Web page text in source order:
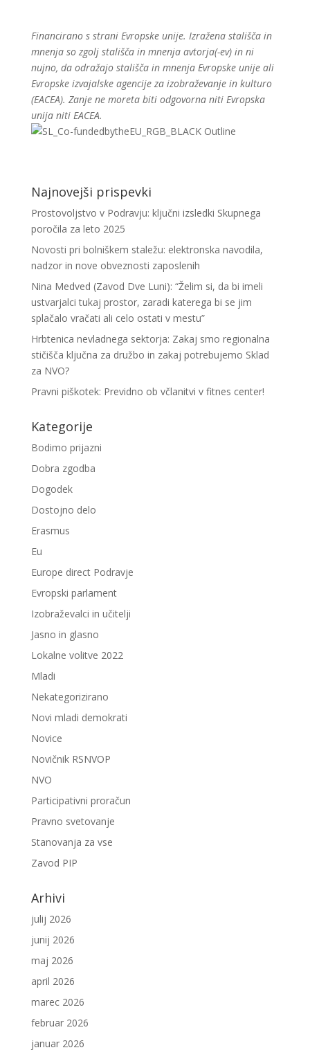
Financirano s strani Evropske unije. Izražena stališča in
mnenja so zgolj stališča in mnenja avtorja(-ev) in ni
nujno, da odražajo stališča in mnenja Evropske unije ali
Evropske izvajalske agencije za izobraževanje in kulturo
(EACEA). Zanje ne moreta biti odgovorna niti Evropska
unija niti EACEA.
Najnovejši prispevki
Prostovoljstvo v Podravju: ključni izsledki Skupnega
poročila za leto 2025
Novosti pri bolniškem staležu: elektronska navodila,
nadzor in nove obveznosti zaposlenih
Nina Medved (Zavod Dve Luni): “Želim si, da bi imeli
ustvarjalci tukaj prostor, zaradi katerega bi se jim
splačalo vračati ali celo ostati v mestu”
Hrbtenica nevladnega sektorja: Zakaj smo regionalna
stičišča ključna za družbo in zakaj potrebujemo Sklad
za NVO?
Pravni piškotek: Previdno ob včlanitvi v fitnes center!
Kategorije
Bodimo prijazni
Dobra zgodba
Dogodek
Dostojno delo
Erasmus
Eu
Europe direct Podravje
Evropski parlament
Izobraževalci in učitelji
Jasno in glasno
Lokalne volitve 2022
Mladi
Nekategorizirano
Novi mladi demokrati
Novice
Novičnik RSNVOP
NVO
Participativni proračun
Pravno svetovanje
Stanovanja za vse
Zavod PIP
Arhivi
julij 2026
junij 2026
maj 2026
april 2026
marec 2026
februar 2026
januar 2026